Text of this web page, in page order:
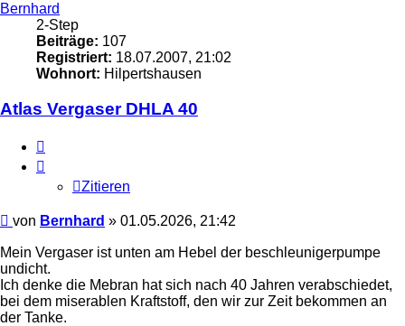
Bernhard
2-Step
Beiträge: 107
Registriert: 18.07.2007, 21:02
Wohnort: Hilpertshausen
Atlas Vergaser DHLA 40
Zitieren
Beitrag
von Bernhard » 01.05.2026, 21:42
Mein Vergaser ist unten am Hebel der beschleunigerpumpe
undicht.
Ich denke die Mebran hat sich nach 40 Jahren verabschiedet,
bei dem miserablen Kraftstoff, den wir zur Zeit bekommen an
der Tanke.